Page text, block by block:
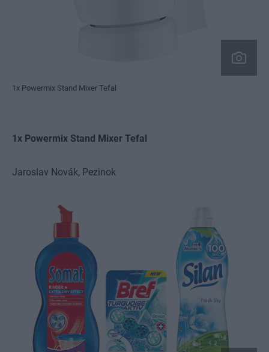
1x Powermix Stand Mixer Tefal
1x Powermix Stand Mixer Tefal
Jaroslav Novák, Pezinok